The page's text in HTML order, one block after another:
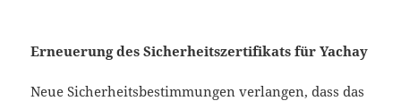
Erneuerung des Sicherheitszertifikats für Yachay
Neue Sicherheitsbestimmungen verlangen, dass das